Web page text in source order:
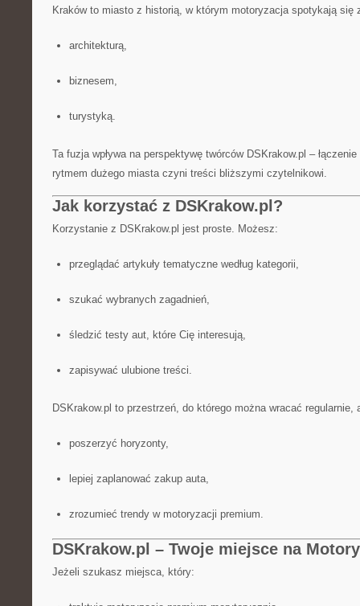
Kraków to miasto z historią, w którym motoryzacja spotykają się
architekturą,
biznesem,
turystyką.
Ta fuzja wpływa na perspektywę twórców DSKrakow.pl –
rytmem dużego miasta czyni treści bliższymi czytelnikowi.
Jak korzystać z DSKrakow.pl?
Korzystanie z DSKrakow.pl jest proste. Możesz:
przeglądać artykuły tematyczne według kategorii,
szukać wybranych zagadnień,
śledzić testy aut, które Cię interesują,
zapisywać ulubione treści.
DSKrakow.pl to przestrzeń, do którego można wracać regularnie,
poszerzyć horyzonty,
lepiej zaplanować zakup auta,
zrozumieć trendy w motoryzacji premium.
DSKrakow.pl – Twoje miejsce na
Jeżeli szukasz miejsca, który: